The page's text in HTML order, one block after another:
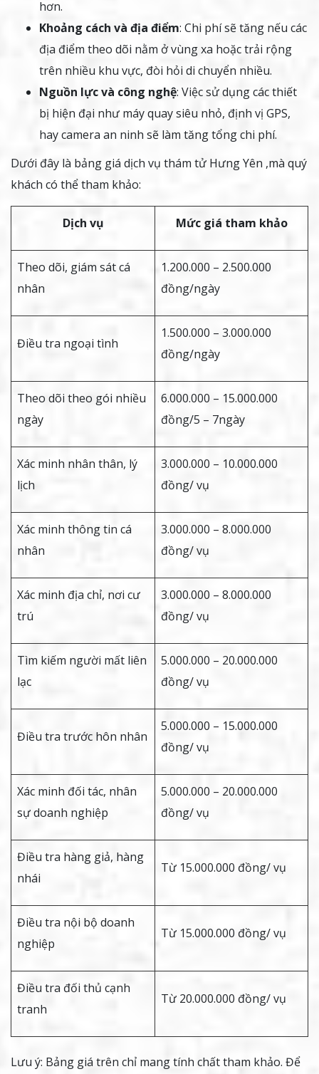
hơn.
Khoảng cách và địa điểm: Chi phí sẽ tăng nếu các
địa điểm theo dõi nằm ở vùng xa hoặc trải rộng
trên nhiều khu vực, đòi hỏi di chuyển nhiều.
Nguồn lực và công nghệ: Việc sử dụng các thiết
bị hiện đại như máy quay siêu nhỏ, định vị GPS,
hay camera an ninh sẽ làm tăng tổng chi phí.
Dưới đây là bảng giá dịch vụ thám tử Hưng Yên ,mà quý
khách có thể tham khảo:
Dịch vụ Mức giá tham khảo
Theo dõi, giám sát cá
nhân
1.200.000 – 2.500.000
đồng/ngày
Điều tra ngoại tình
1.500.000 – 3.000.000
đồng/ngày
Theo dõi theo gói nhiều
ngày
6.000.000 – 15.000.000
đồng/5 – 7ngày
Xác minh nhân thân, lý
lịch
3.000.000 – 10.000.000
đồng/ vụ
Xác minh thông tin cá
nhân
3.000.000 – 8.000.000
đồng/ vụ
Xác minh địa chỉ, nơi cư
trú
3.000.000 – 8.000.000
đồng/ vụ
Tìm kiếm người mất liên
lạc
5.000.000 – 20.000.000
đồng/ vụ
Điều tra trước hôn nhân
5.000.000 – 15.000.000
đồng/ vụ
Xác minh đối tác, nhân
sự doanh nghiệp
5.000.000 – 20.000.000
đồng/ vụ
Điều tra hàng giả, hàng
nhái
Từ 15.000.000 đồng/ vụ
Điều tra nội bộ doanh
nghiệp
Từ 15.000.000 đồng/ vụ
Điều tra đối thủ cạnh
tranh
Từ 20.000.000 đồng/ vụ
Lưu ý: Bảng giá trên chỉ mang tính chất tham khảo. Để